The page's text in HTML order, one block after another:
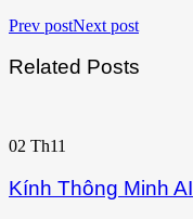
Prev postNext post
Related Posts
02 Th11
Kính Thông Minh AI